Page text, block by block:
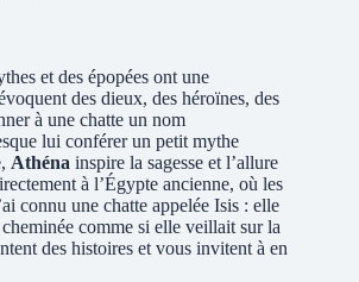
et des épopées ont une
des dieux, des héroïnes, des
à une chatte un nom
lui conférer un petit mythe
Athéna inspire la sagesse et l’allure
à l’Égypte ancienne, où les
connu une chatte appelée Isis : elle
comme si elle veillait sur la
des histoires et vous invitent à en